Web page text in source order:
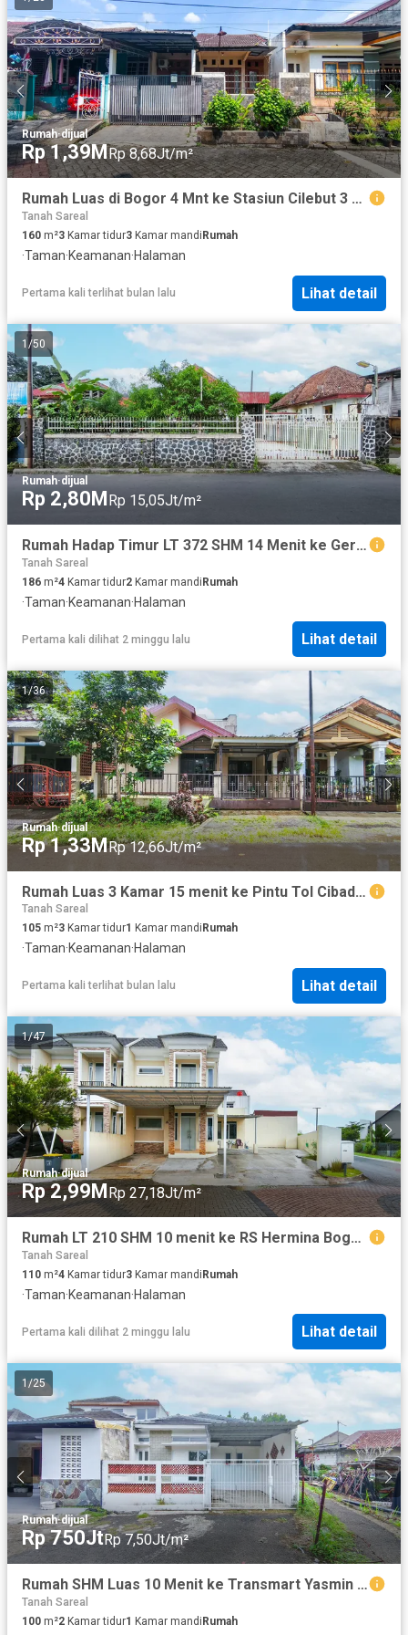
Rumah·dijual
Rp 1,39MRp 8,68Jt/m²
Rumah Luas di Bogor 4 Mnt ke Stasiun Cilebut 3 KT Hadap Timur J-44964
Tanah Sareal
160 m²3 Kamar tidur3 Kamar mandi Rumah
·Taman·Keamanan·Halaman
Pertama kali terlihat bulan lalu Lihat detail
1 /50
Rumah·dijual
Rp 2,80MRp 15,05Jt/m²
Rumah Hadap Timur LT 372 SHM 14 Menit ke Gerbang Tol Bogor J-43491
Tanah Sareal
186 m²4 Kamar tidur2 Kamar mandiRumah
·Taman·Keamanan·Halaman
Pertama kali dilihat 2 minggu lalu Lihat detail
1/36
Rumah·dijual
Rp 1,33MRp 12,66Jt/m²
Rumah Luas 3 Kamar 15 menit ke Pintu Tol Cibadak 2 Hadap Timur J-44005
Tanah Sareal
105 m²3 Kamar tidur1 Kamar mandi Rumah
·Taman·Keamanan·Halaman
Pertama kali terlihat bulan lalu Lihat detail
1/47
Rumah·dijual
Rp 2,99MRp 27,18Jt/m²
Rumah LT 210 SHM 10 menit ke RS Hermina Bogor Siap KPR J-39900
Tanah Sareal
110 m²4 Kamar tidur3 Kamar mandi Rumah
·Taman·Keamanan·Halaman
Pertama kali dilihat 2 minggu lalu Lihat detail
1/25
Rumah·dijual
Rp 750JtRp 7,50Jt/m²
Rumah SHM Luas 10 Menit ke Transmart Yasmin Bogor Dibantu KPR J-30755
Tanah Sareal
100 m²2 Kamar tidur1 Kamar mandiRumah